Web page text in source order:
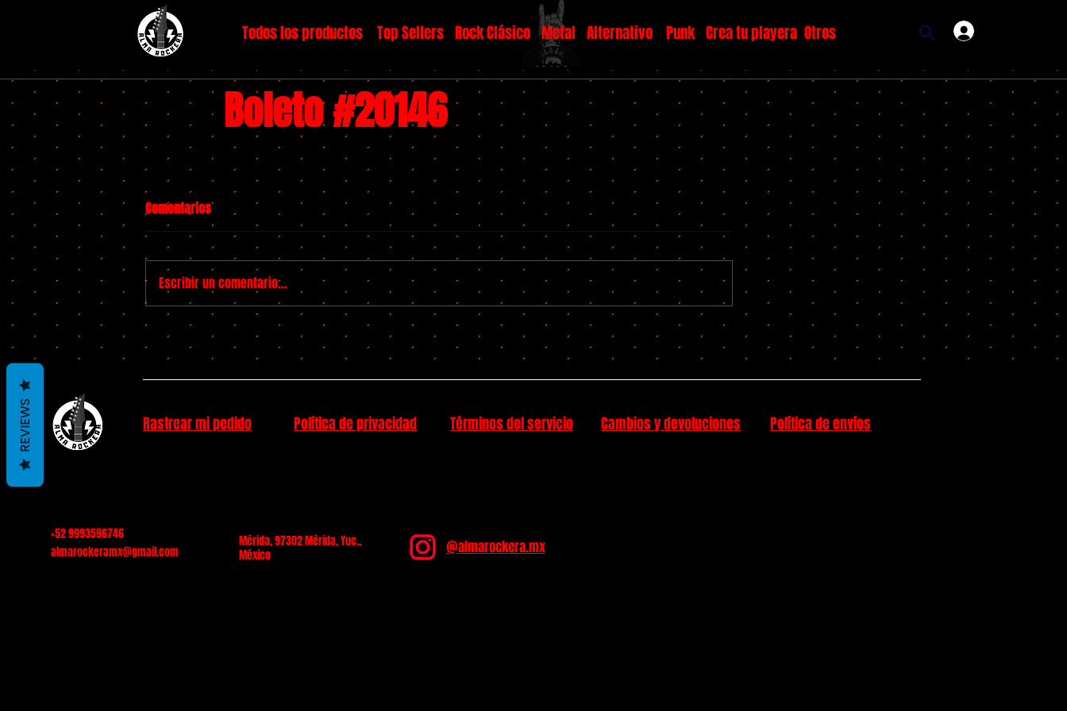
Top Sellers Rock Clásico Metal Alternativo Punk Crea tu playera Otros
Todos los productos
Boleto #20146
Comentarios
Escribir un comentario...
Rastrear mi pedido Política de privacidad Términos del servicio Cambios y devoluciones Política de envíos
+52 9993596746
almarockeramx@gmail.com
Mérida, 97302 Mérida, Yuc.,
México
@almarockera.mx
REVIEWS